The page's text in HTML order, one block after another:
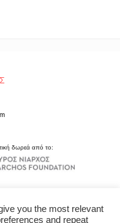
δωρεά από το:
you the most relevant
and repeat